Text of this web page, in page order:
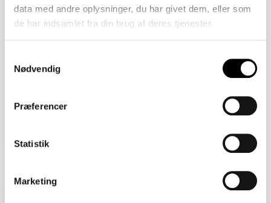
data med andre oplysninger, du har givet dem, eller som
de har indsamlet fra din brug af deres tjenester.
Nødvendig
Præferencer
Statistik
Marketing
Sejlklubvej 1B